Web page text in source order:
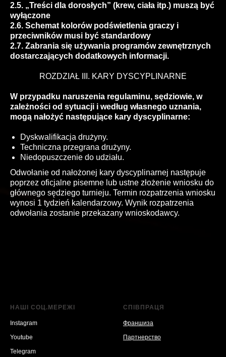
2.5. „Treści dla dorosłych” (krew, ciała itp.) muszą być
wyłączone
2.6. Schemat kolorów podświetlenia graczy i
przeciwników musi być standardowy
2.7. Zabrania się używania programów zewnętrznych
dostarczających dodatkowych informacji.
ROZDZIAŁ III. KARY DYSCYPLINARNE
W przypadku naruszenia regulaminu, sędziowie, w
zależności od sytuacji i według własnego uznania,
mogą nałożyć następujące kary dyscyplinarne:
Dyskwalifikacja drużyny.
Techniczna przegrana drużyny.
Niedopuszczenie do udziału.
Odwołanie od nałożonej kary dyscyplinarnej następuje
poprzez oficjalne pisemne lub ustne złożenie wniosku do
głównego sędziego turnieju. Termin rozpatrzenia wniosku
wynosi 1 tydzień kalendarzowy. Wynik rozpatrzenia
odwołania zostanie przekazany wnioskodawcy.
НАШІ СОЦ.МЕРЕЖІ
Instagram
Youtube
Telegram
СПІВПРАЦЯ
Франшиза
Партнерство